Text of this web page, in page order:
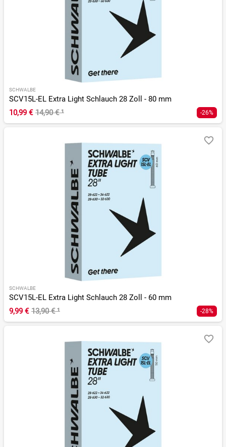
SCHWALBE
SCV15L-EL Extra Light Schlauch 28 Zoll - 80 mm
10,99 € 14,90 €¹ -26%
SCHWALBE
SCV15L-EL Extra Light Schlauch 28 Zoll - 60 mm
9,99 € 13,90 €¹ -28%